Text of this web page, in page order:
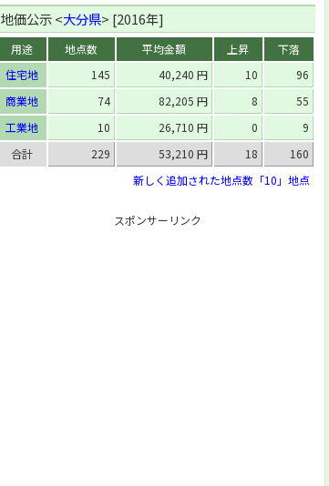
地価公示 <大分県> [2016年]
用途 地点数 平均金額 上昇
下落
住宅地
145 40,240 円 10
96
商業地
74 82,205 円 8
55
工業地
10 26,710 円 0
9
合計
229 53,210 円 18
160
新しく追加された地点数「10」地点
スポンサーリンク